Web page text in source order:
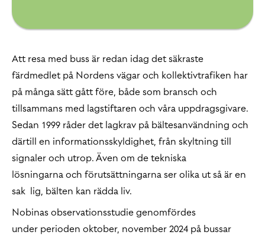
Att resa med buss är redan idag det säkraste
färdmedlet på Nordens vägar och kollektivtrafiken har
på många sätt gått före, både som bransch och
tillsammans med lagstiftaren och våra uppdragsgivare.
Sedan 1999 råder det lagkrav på bältesanvändning och
därtill en informationsskyldighet, från skyltning till
signaler och utrop. Även om de tekniska
lösningarna och förutsättningarna ser olika ut så är en
sak lig, bälten kan rädda liv.
Nobinas observationsstudie genomfördes
under perioden oktober, november 2024 på bussar